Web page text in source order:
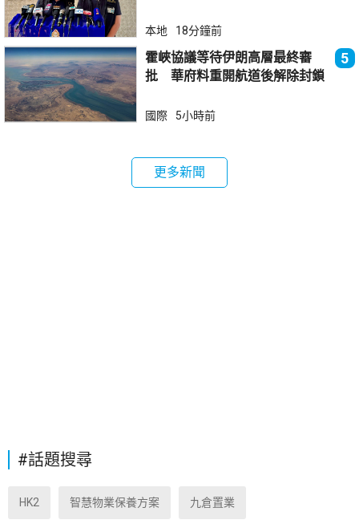
本地 18分鐘前
霍峽協議等待伊朗高層最終審
批 華府料重開航道後解除封鎖
5
國際 5小時前
更多新聞
#話題搜尋
HK2 智慧物業保養方案 九倉置業